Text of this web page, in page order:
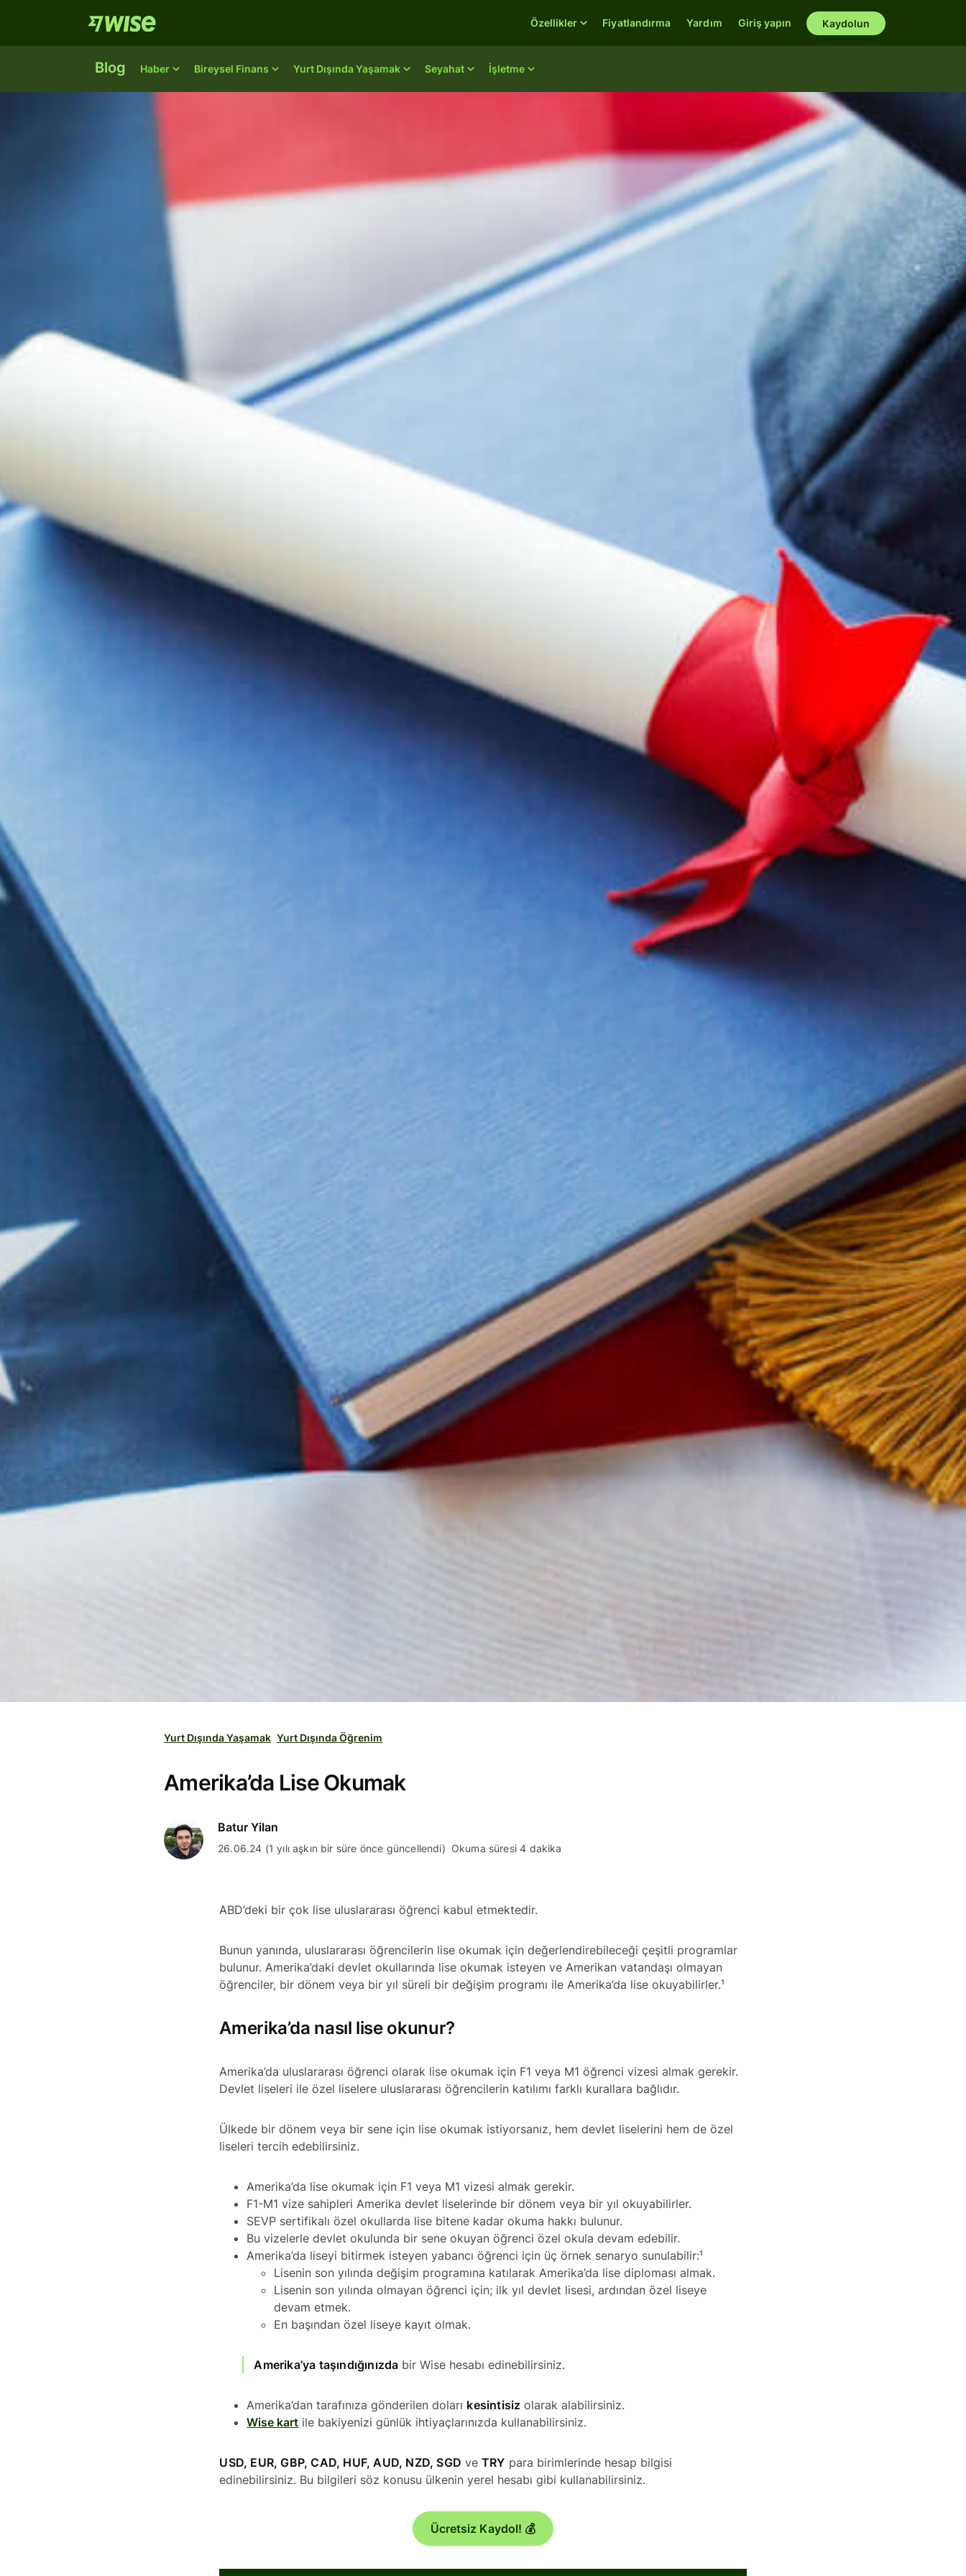
Blog Haber Bireysel Finans Yurt Dışında Yaşamak Seyahat İşletme
Özellikler Fiyatlandırma Yardım Giriş yapın Kaydolun
Yurt Dışında Yaşamak Yurt Dışında Öğrenim
Amerika’da Lise Okumak
Batur Yilan
26.06.24 (1 yılı aşkın bir süre önce güncellendi) Okuma süresi 4 dakika
ABD’deki bir çok lise uluslararası öğrenci kabul etmektedir.
Bunun yanında, uluslararası öğrencilerin lise okumak için değerlendirebileceği çeşitli programlar
bulunur. Amerika’daki devlet okullarında lise okumak isteyen ve Amerikan vatandaşı olmayan
öğrenciler, bir dönem veya bir yıl süreli bir değişim programı ile Amerika’da lise okuyabilirler.¹
Amerika’da nasıl lise okunur?
Amerika’da uluslararası öğrenci olarak lise okumak için F1 veya M1 öğrenci vizesi almak gerekir.
Devlet liseleri ile özel liselere uluslararası öğrencilerin katılımı farklı kurallara bağlıdır.
Ülkede bir dönem veya bir sene için lise okumak istiyorsanız, hem devlet liselerini hem de özel
liseleri tercih edebilirsiniz.
Amerika’da lise okumak için F1 veya M1 vizesi almak gerekir.
F1-M1 vize sahipleri Amerika devlet liselerinde bir dönem veya bir yıl okuyabilirler.
SEVP sertifikalı özel okullarda lise bitene kadar okuma hakkı bulunur.
Bu vizelerle devlet okulunda bir sene okuyan öğrenci özel okula devam edebilir.
Amerika’da liseyi bitirmek isteyen yabancı öğrenci için üç örnek senaryo sunulabilir:¹
Lisenin son yılında değişim programına katılarak Amerika’da lise diploması almak.
Lisenin son yılında olmayan öğrenci için; ilk yıl devlet lisesi, ardından özel liseye
devam etmek.
En başından özel liseye kayıt olmak.
Amerika’ya taşındığınızda bir Wise hesabı edinebilirsiniz.
Amerika’dan tarafınıza gönderilen doları kesintisiz olarak alabilirsiniz.
Wise kart ile bakiyenizi günlük ihtiyaçlarınızda kullanabilirsiniz.
USD, EUR, GBP, CAD, HUF, AUD, NZD, SGD ve TRY para birimlerinde hesap bilgisi
edinebilirsiniz. Bu bilgileri söz konusu ülkenin yerel hesabı gibi kullanabilirsiniz.
Ücretsiz Kaydol! 💰